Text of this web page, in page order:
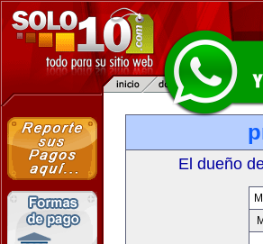
El dueño